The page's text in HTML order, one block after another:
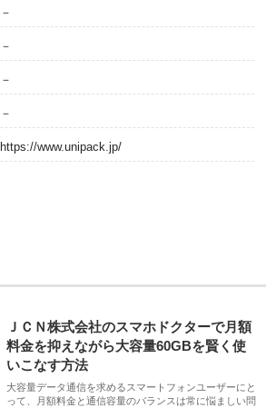
－
－
－
－
https://www.unipack.jp/
ＪＣＮ株式会社のスマホドクターで月額
料金を抑えながら大容量60GBを賢く使
いこなす方法
大容量データ通信を求めるスマートフォンユーザーにと
って、月額料金と通信容量のバランスは常に悩ましい問